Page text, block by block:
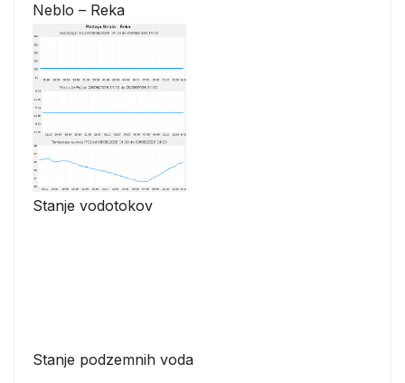
Neblo – Reka
Stanje vodotokov
Stanje podzemnih voda